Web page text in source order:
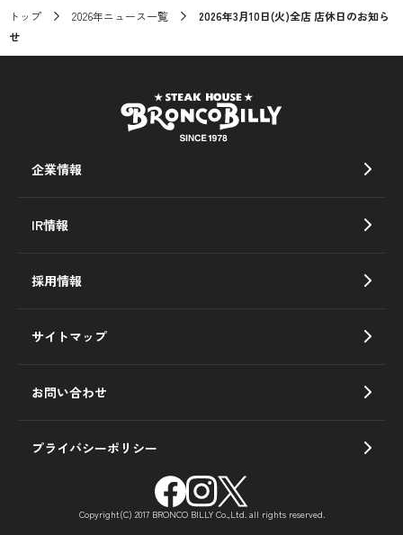
トップ 2026年ニュース一覧
2026年3月10日(火)全店 店休日のお知ら
せ
企業情報
IR情報
採用情報
サイトマップ
お問い合わせ
プライバシーポリシー
Copyright(C) 2017 BRONCO BILLY Co.,Ltd. all rights reserved.